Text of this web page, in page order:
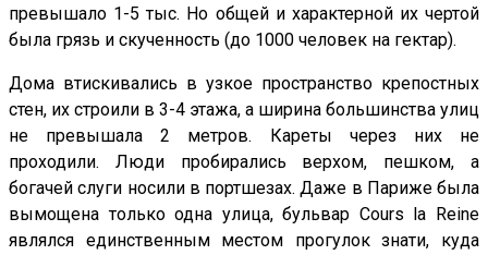
превышало 1-5 тыс. Но общей и характерной их чертой
была грязь и скученность (до 1000 человек на гектар).
Дома втискивались в узкое пространство крепостных
стен, их строили в 3-4 этажа, а ширина большинства улиц
не превышала 2 метров. Кареты через них не
проходили. Люди пробирались верхом, пешком, а
богачей слуги носили в портшезах. Даже в Париже была
вымощена только одна улица, бульвар Соurs lа Rеinе
являлся единственным местом прогулок знати, куда